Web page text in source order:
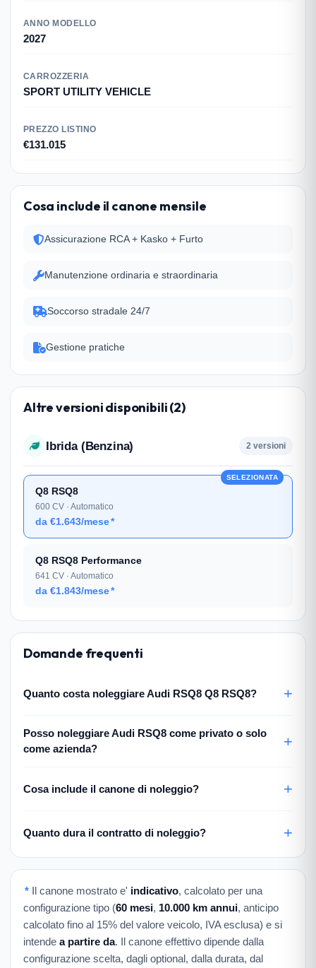
ANNO MODELLO
2027
CARROZZERIA
SPORT UTILITY VEHICLE
PREZZO LISTINO
€131.015
Cosa include il canone mensile
Assicurazione RCA + Kasko + Furto
Manutenzione ordinaria e straordinaria
Soccorso stradale 24/7
Gestione pratiche
Altre versioni disponibili (2)
Ibrida (Benzina) 2 versioni
Q8 RSQ8
600 CV · Automatico
da €1.643/mese*
SELEZIONATA
Q8 RSQ8 Performance
641 CV · Automatico
da €1.843/mese*
Domande frequenti
Quanto costa noleggiare Audi RSQ8 Q8 RSQ8?
Posso noleggiare Audi RSQ8 come privato o solo
come azienda?
Cosa include il canone di noleggio?
Quanto dura il contratto di noleggio?
* Il canone mostrato e' indicativo, calcolato per una
configurazione tipo (60 mesi, 10.000 km annui, anticipo
calcolato fino al 15% del valore veicolo, IVA esclusa) e si
intende a partire da. Il canone effettivo dipende dalla
configurazione scelta, dagli optional, dalla durata, dal